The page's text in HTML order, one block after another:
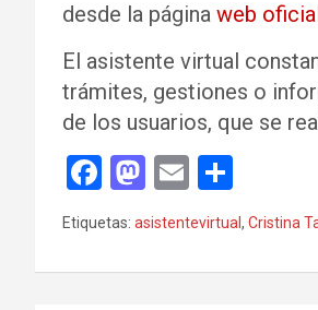
desde la página web
El asistente virtual
trámites, gestiones o
de los usuarios, que se
F
a
ce
b
M
a
st
o
E
m
ail
o
m
p
Etiquetas: asistentevirtual , Cristina